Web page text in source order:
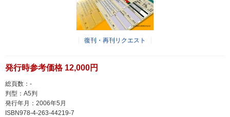
復刊・再刊リクエスト
発行時参考価格 12,000円
総頁数：-
判型：A5判
発行年月：2006年5月
ISBN978-4-263-44219-7